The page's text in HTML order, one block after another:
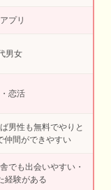
プリ
男女
恋活
男性も無料でやりと
仲間ができやすい
でも出会いやすい・
経験がある